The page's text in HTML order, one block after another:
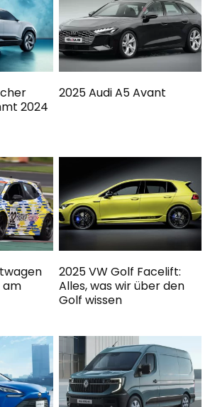
2024
2025 Audi A5 Avant
am
2025 VW Golf Facelift:
Alles, was wir über den
Golf wissen